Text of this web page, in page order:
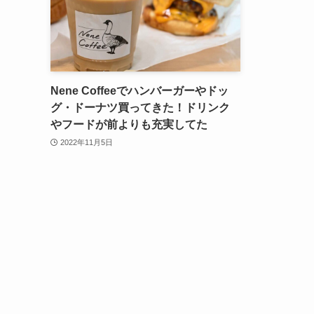
Nene Coffeeでハンバーガーやドッ
グ・ドーナツ買ってきた！ドリンク
やフードが前よりも充実してた
2022年11月5日